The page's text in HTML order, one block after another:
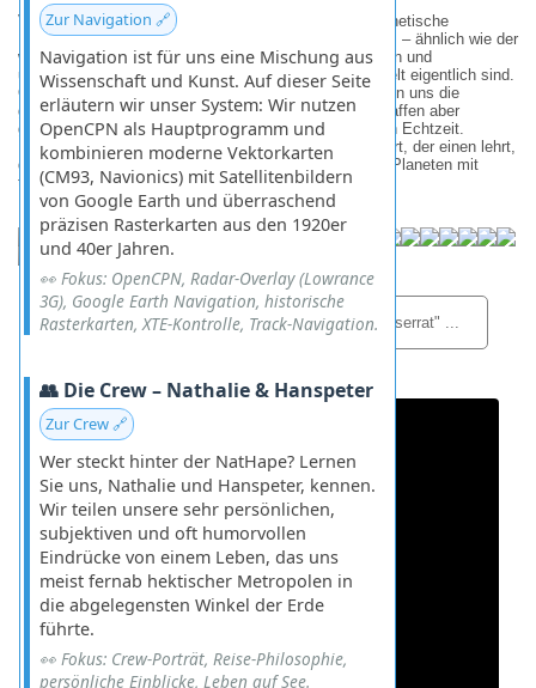
Zur Navigation 🔗
Navigation ist für uns eine Mischung aus
Wissenschaft und Kunst. Auf dieser Seite
erläutern wir unser System: Wir nutzen
OpenCPN als Hauptprogramm und
kombinieren moderne Vektorkarten
(CM93, Navionics) mit Satellitenbildern
von Google Earth und überraschend
präzisen Rasterkarten aus den 1920er
und 40er Jahren.
👀 Fokus: OpenCPN, Radar-Overlay (Lowrance
3G), Google Earth Navigation, historische
Rasterkarten, XTE-Kontrolle, Track-Navigation.
👥 Die Crew – Nathalie & Hanspeter
Zur Crew 🔗
Wer steckt hinter der NatHape? Lernen
Sie uns, Nathalie und Hanspeter, kennen.
Wir teilen unsere sehr persönlichen,
subjektiven und oft humorvollen
Eindrücke von einem Leben, das uns
meist fernab hektischer Metropolen in
die abgelegensten Winkel der Erde
führte.
👀 Fokus: Crew-Porträt, Reise-Philosophie,
persönliche Einblicke, Leben auf See.
Vulkane üben auf uns Segler eine seltsame, fast magnetische
Faszination aus. Vielleicht liegt es daran, dass sie uns – ähnlich wie der
weite Ozean – sehr deutlich vor Augen führen, wie klein und
unbedeutend wir Menschen im grossen Gefüge der Welt eigentlich sind.
Orte wie Montserrat, der Stromboli oder der Ätna zeigen uns die
gewaltige Dualität der Erde: Sie zerstören radikal, schaffen aber
gleichzeitig neues Land und verändern die Geografie in Echtzeit.
Montserrat ist lebendige Geologie im Zeitraffer – ein Ort, der einen lehrt,
demütig zu sein und den unbändigen Kräften unseres Planeten mit
tiefstem Respekt zu begegnen.
Wir fliegen mit dem Helikopter zur Insel "Montserrat" ...